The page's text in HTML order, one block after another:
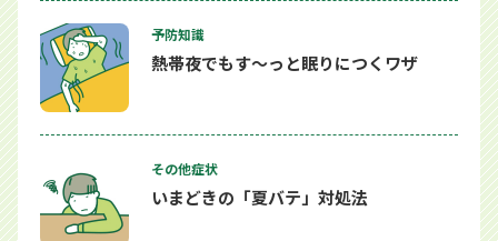
予防知識
熱帯夜でもす～っと眠りにつくワザ
その他症状
いまどきの「夏バテ」対処法